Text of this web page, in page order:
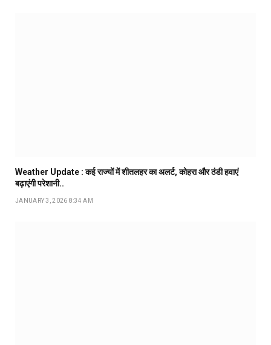
Weather Update : कई राज्यों में शीतलहर का अलर्ट, कोहरा और ठंडी हवाएं
बढ़ाएंगी परेशानी..
JANUARY 3, 2026 8:34 AM